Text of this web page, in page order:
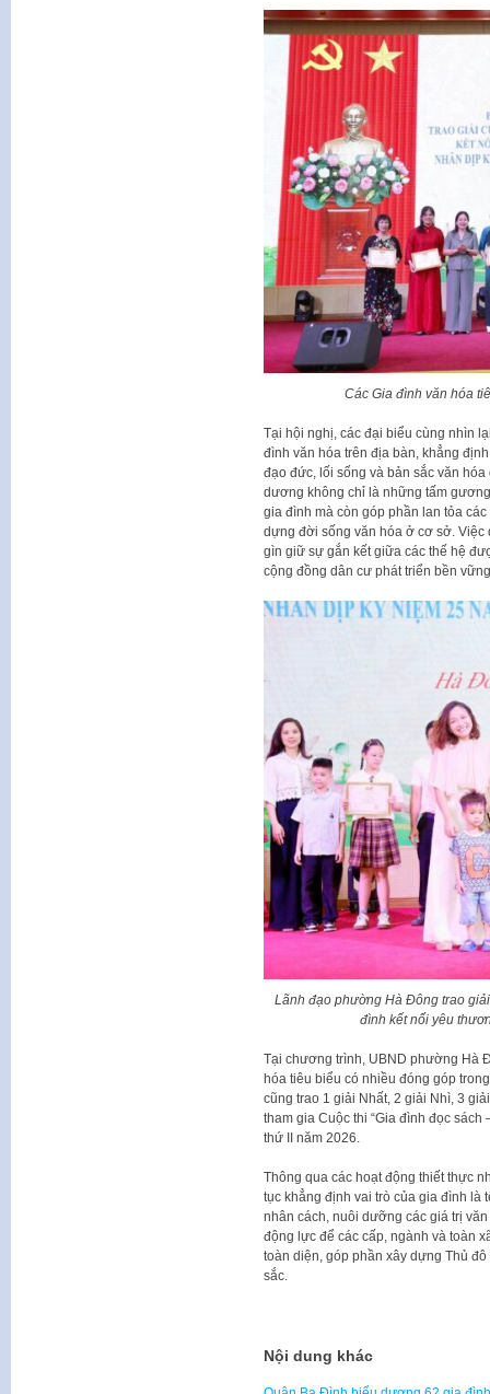
Các Gia đình văn hóa
Tại hội nghị, các đại biểu cùng nhìn
đình văn hóa trên địa bàn, khẳng
đạo đức, lối sống và bản sắc văn
dương không chỉ là những tấm
gia đình mà còn góp phần lan tỏa
dựng đời sống văn hóa ở cơ sở. Việc
gìn giữ sự gắn kết giữa các thế hệ
cộng đồng dân cư phát triển bền
Lãnh đạo phường Hà Đông trao
đình kết nối yêu
Tại chương trình, UBND phường Hà
hóa tiêu biểu có nhiều đóng góp
cũng trao 1 giải Nhất, 2 giải Nhì, 3
tham gia Cuộc thi “Gia đình đọc
thứ II năm 2026.
Thông qua các hoạt động thiết thực
tục khẳng định vai trò của gia đình là
nhân cách, nuôi dưỡng các giá trị
động lực để các cấp, ngành và toàn
toàn diện, góp phần xây dựng Thủ
sắc.
Nội dung khác